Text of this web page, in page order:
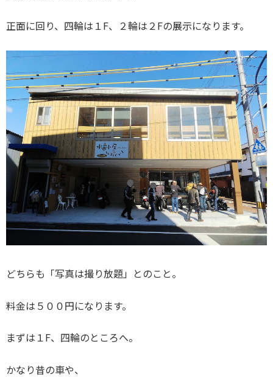
正面に回り、四輪は１F、２輪は２Fの展示になります。
どちらも「写真は撮り放題」とのこと。
料金は５００円になります。
まずは１F、四輪のところへ。
かなり昔の車や、